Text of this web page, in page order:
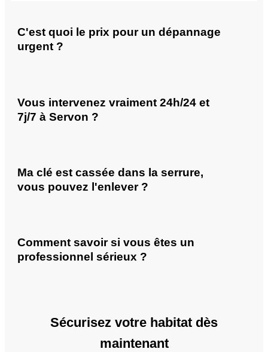
C'est quoi le prix pour un dépannage
urgent ?
Vous intervenez vraiment 24h/24 et
7j/7 à Servon ?
Ma clé est cassée dans la serrure,
vous pouvez l'enlever ?
Comment savoir si vous êtes un
professionnel sérieux ?
Sécurisez votre habitat dès
maintenant